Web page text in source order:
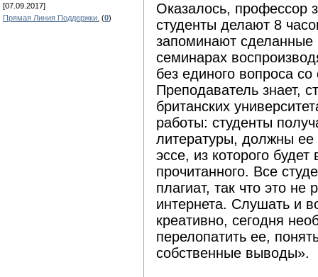
[07.09.2017]
Прямая Линия Поддержки. (0)
Оказалось, профессор
студенты делают 8
запоминают
семинарах
без единого вопроса
Преподаватель знает,
британских
работы: студенты
литературы, должны ее
эссе, из которого
прочитанного. Все
плагиат, так что это
интернета. Слушать и
креативно, сегодня
перелопатить ее,
собственные выводы».